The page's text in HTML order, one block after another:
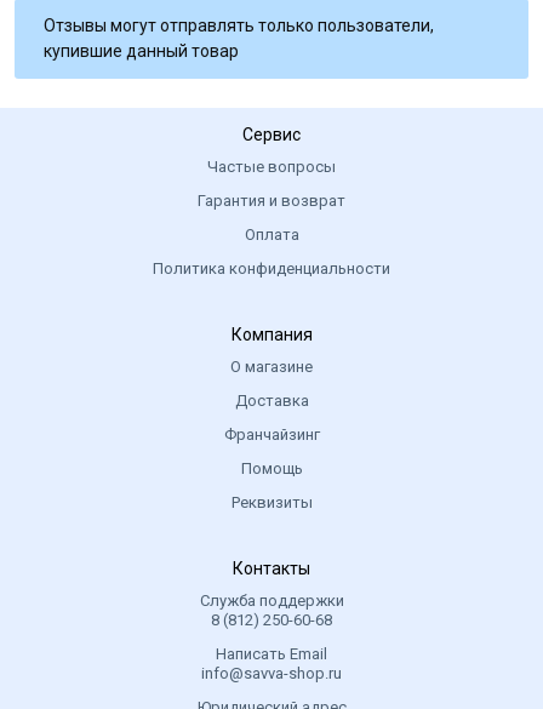
Отзывы могут отправлять только пользователи,
купившие данный товар
Сервис
Частые вопросы
Гарантия и возврат
Оплата
Политика конфиденциальности
Компания
О магазине
Доставка
Франчайзинг
Помощь
Реквизиты
Контакты
Служба поддержки
8 (812) 250-60-68
Написать Email
info@savva-shop.ru